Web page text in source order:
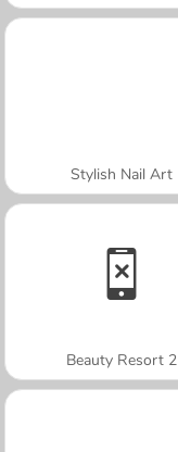
Stylish Nail Art
Beauty Resort 2